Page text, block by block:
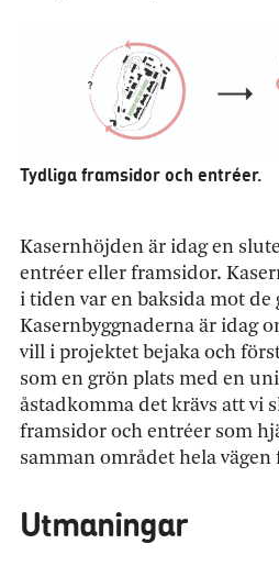
Tydliga framsidor och entréer.
Kasernhöjden är idag en
entréer eller framsidor.
i tiden var en baksida mot de
Kasernbyggnaderna är idag
vill i projektet bejaka och
som en grön plats med en
åstadkomma det krävs att vi
framsidor och entréer som
samman området hela
Utmaningar